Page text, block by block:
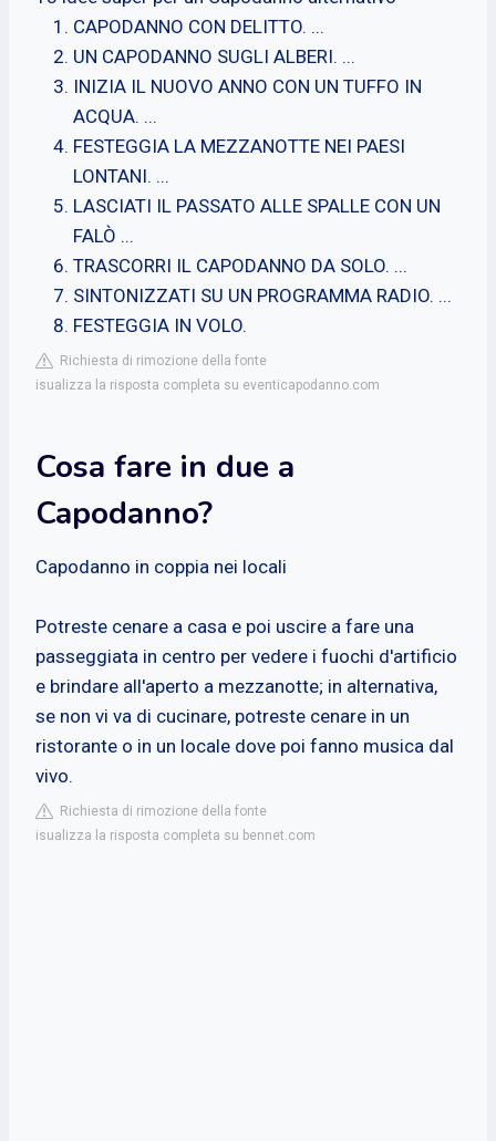
CAPODANNO CON DELITTO. ...
UN CAPODANNO SUGLI ALBERI. ...
INIZIA IL NUOVO ANNO CON UN TUFFO IN
ACQUA. ...
FESTEGGIA LA MEZZANOTTE NEI PAESI
LONTANI. ...
LASCIATI IL PASSATO ALLE SPALLE CON UN
FALÒ ...
TRASCORRI IL CAPODANNO DA SOLO. ...
SINTONIZZATI SU UN PROGRAMMA RADIO. ...
FESTEGGIA IN VOLO.
Richiesta di rimozione della fonte
isualizza la risposta completa su eventicapodanno.com
Cosa fare in due a
Capodanno?
Capodanno in coppia nei locali
Potreste cenare a casa e poi uscire a fare una
passeggiata in centro per vedere i fuochi d'artificio
e brindare all'aperto a mezzanotte; in alternativa,
se non vi va di cucinare, potreste cenare in un
ristorante o in un locale dove poi fanno musica dal
vivo.
Richiesta di rimozione della fonte
isualizza la risposta completa su bennet.com